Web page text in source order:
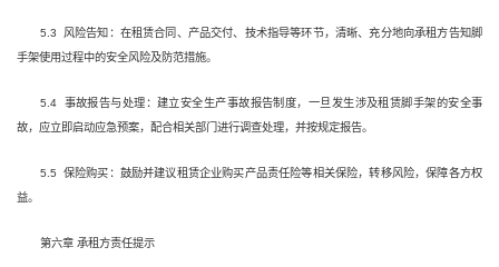
5.3 风险告知：在租赁合同、产品交付、技术指导等环节，清晰、充分地向承租方告知脚
手架使用过程中的安全风险及防范措施。
5.4 事故报告与处理：建立安全生产事故报告制度，一旦发生涉及租赁脚手架的安全事
故，应立即启动应急预案，配合相关部门进行调查处理，并按规定报告。
5.5 保险购买：鼓励并建议租赁企业购买产品责任险等相关保险，转移风险，保障各方权
益。
第六章 承租方责任提示